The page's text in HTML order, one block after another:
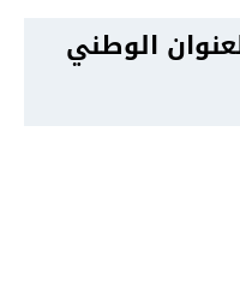
الوطني